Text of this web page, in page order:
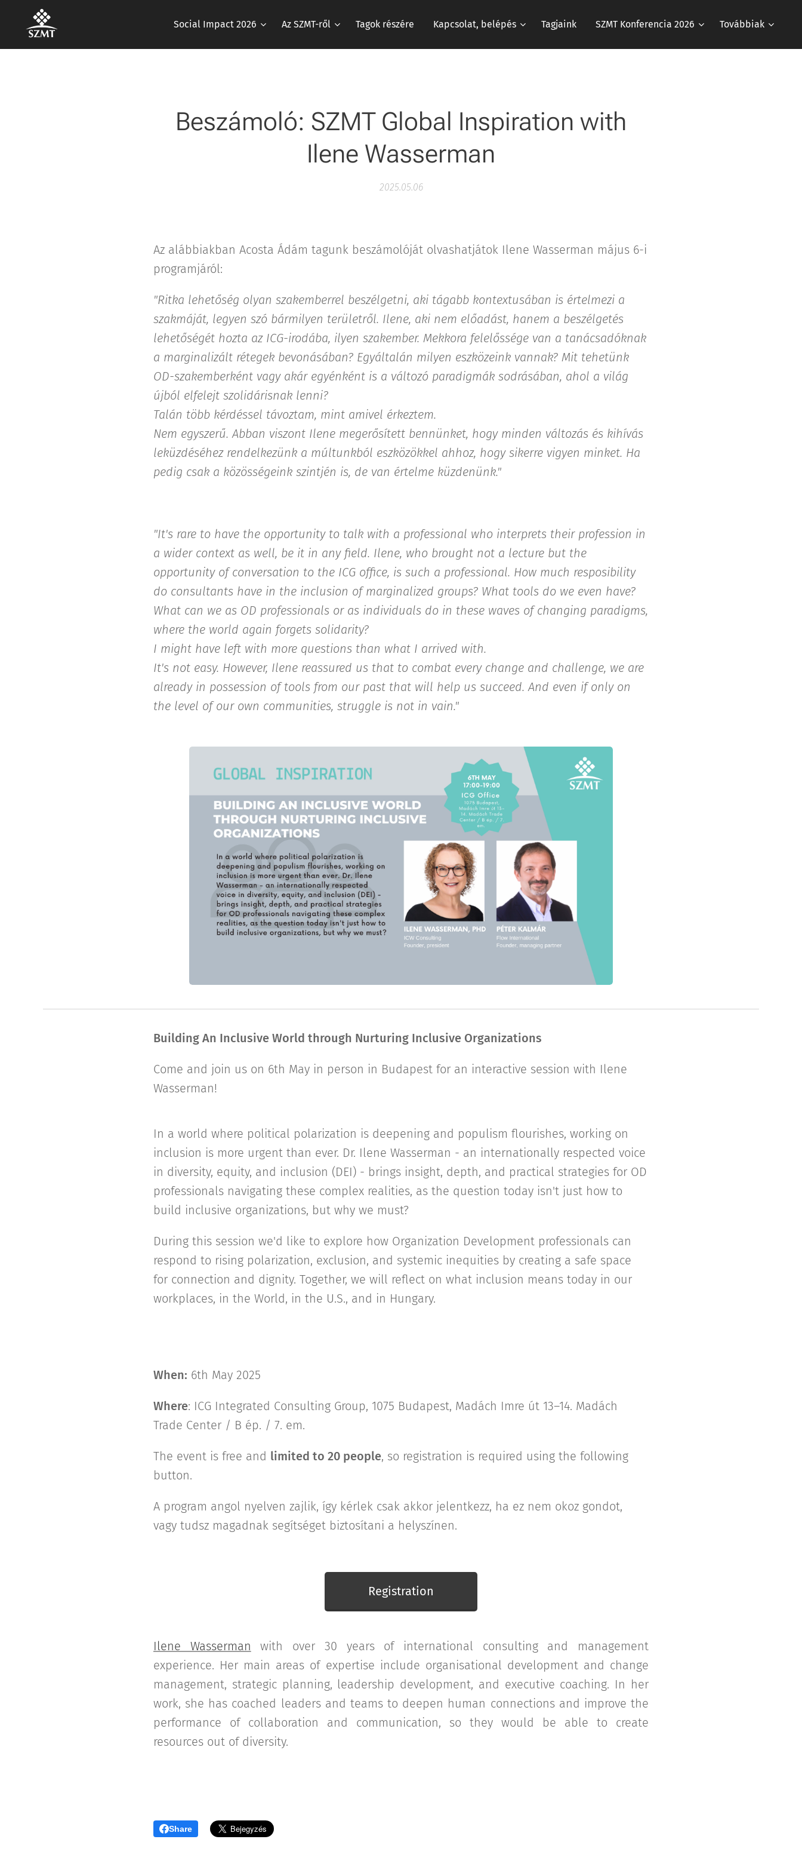
Social Impact 2026 Az SZMT-ről Tagok részére Kapcsolat, belépés Tagjaink SZMT Konferencia 2026 Továbbiak
Beszámoló: SZMT Global Inspiration with
Ilene Wasserman
2025.05.06
Az alábbiakban Acosta Ádám tagunk beszámolóját olvashatjátok Ilene Wasserman május 6-i
programjáról:
"Ritka lehetőség olyan szakemberrel beszélgetni, aki tágabb kontextusában is értelmezi a
szakmáját, legyen szó bármilyen területről. Ilene, aki nem előadást, hanem a beszélgetés
lehetőségét hozta az ICG-irodába, ilyen szakember. Mekkora felelőssége van a tanácsadóknak
a marginalizált rétegek bevonásában? Egyáltalán milyen eszközeink vannak? Mit tehetünk
OD-szakemberként vagy akár egyénként is a változó paradigmák sodrásában, ahol a világ
újból elfelejt szolidárisnak lenni?
Talán több kérdéssel távoztam, mint amivel érkeztem.
Nem egyszerű. Abban viszont Ilene megerősített bennünket, hogy minden változás és kihívás
leküzdéséhez rendelkezünk a múltunkból eszközökkel ahhoz, hogy sikerre vigyen minket. Ha
pedig csak a közösségeink szintjén is, de van értelme küzdenünk."
"It's rare to have the opportunity to talk with a professional who interprets their profession in
a wider context as well, be it in any field. Ilene, who brought not a lecture but the
opportunity of conversation to the ICG office, is such a professional. How much resposibility
do consultants have in the inclusion of marginalized groups? What tools do we even have?
What can we as OD professionals or as individuals do in these waves of changing paradigms,
where the world again forgets solidarity?
I might have left with more questions than what I arrived with.
It's not easy. However, Ilene reassured us that to combat every change and challenge, we are
already in possession of tools from our past that will help us succeed. And even if only on
the level of our own communities, struggle is not in vain."
Building An Inclusive World through Nurturing Inclusive Organizations
Come and join us on 6th May in person in Budapest for an interactive session with Ilene
Wasserman!
In a world where political polarization is deepening and populism flourishes, working on
inclusion is more urgent than ever. Dr. Ilene Wasserman - an internationally respected voice
in diversity, equity, and inclusion (DEI) - brings insight, depth, and practical strategies for OD
professionals navigating these complex realities, as the question today isn't just how to
build inclusive organizations, but why we must?
During this session we'd like to explore how Organization Development professionals can
respond to rising polarization, exclusion, and systemic inequities by creating a safe space
for connection and dignity. Together, we will reflect on what inclusion means today in our
workplaces, in the World, in the U.S., and in Hungary.
When: 6th May 2025
Where: ICG Integrated Consulting Group, 1075 Budapest, Madách Imre út 13–14. Madách
Trade Center / B ép. / 7. em.
The event is free and limited to 20 people, so registration is required using the following
button.
A program angol nyelven zajlik, így kérlek csak akkor jelentkezz, ha ez nem okoz gondot,
vagy tudsz magadnak segítséget biztosítani a helyszínen.
Registration
Ilene Wasserman with over 30 years of international consulting and management
experience. Her main areas of expertise include organisational development and change
management, strategic planning, leadership development, and executive coaching. In her
work, she has coached leaders and teams to deepen human connections and improve the
performance of collaboration and communication, so they would be able to create
resources out of diversity.
Share